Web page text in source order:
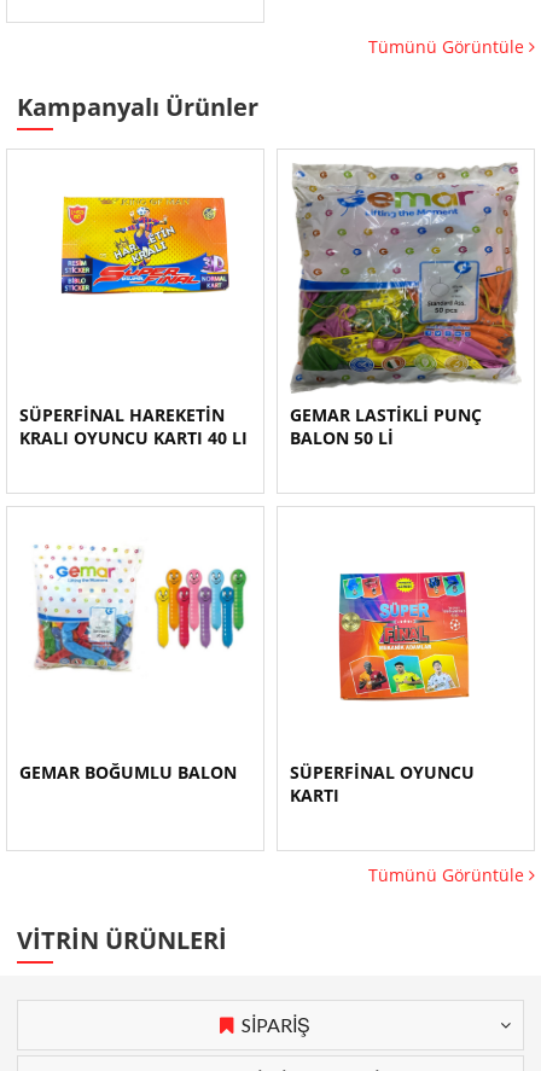
Tümünü Görüntüle
Kampanyalı Ürünler
SÜPERFİNAL HAREKETİN
KRALI OYUNCU KARTI 40 LI
GEMAR LASTİKLİ PUNÇ
BALON 50 Lİ
GEMAR BOĞUMLU BALON
SÜPERFİNAL OYUNCU
KARTI
Tümünü Görüntüle
VİTRİN ÜRÜNLERİ
SİPARİŞ